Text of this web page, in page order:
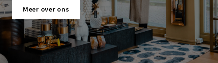
Meer over ons